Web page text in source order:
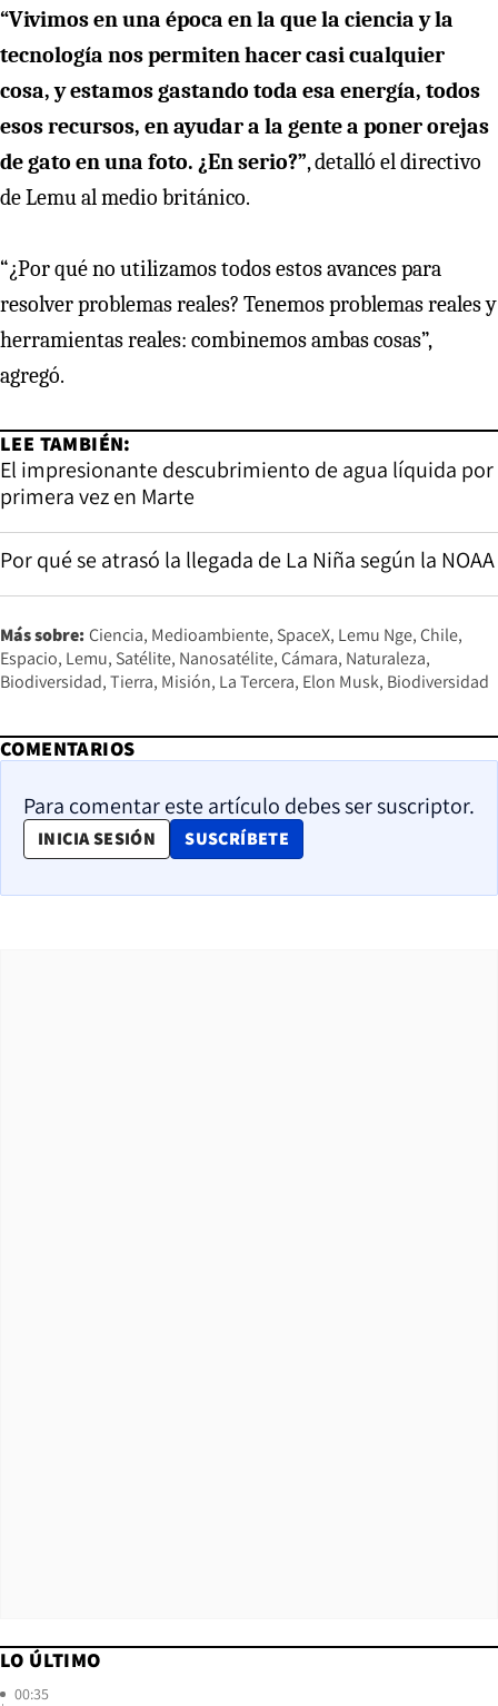
“Vivimos en una época en la que la ciencia y la
tecnología nos permiten hacer casi cualquier
cosa, y estamos gastando toda esa energía, todos
esos recursos, en ayudar a la gente a poner orejas
de gato en una foto. ¿En serio?”, detalló el directivo
de Lemu al medio británico.
“¿Por qué no utilizamos todos estos avances para
resolver problemas reales? Tenemos problemas reales y
herramientas reales: combinemos ambas cosas”,
agregó.
LEE TAMBIÉN:
El impresionante descubrimiento de agua líquida por
primera vez en Marte
Por qué se atrasó la llegada de La Niña según la NOAA
Más sobre: Ciencia Medioambiente SpaceX Lemu Nge Chile
Espacio Lemu Satélite Nanosatélite Cámara Naturaleza
Biodiversidad Tierra Misión La Tercera Elon Musk Biodiversidad
COMENTARIOS
Para comentar este artículo debes ser suscriptor.
INICIA SESIÓN SUSCRÍBETE
OPENS IN NEW WINDOW
LO ÚLTIMO
00:35